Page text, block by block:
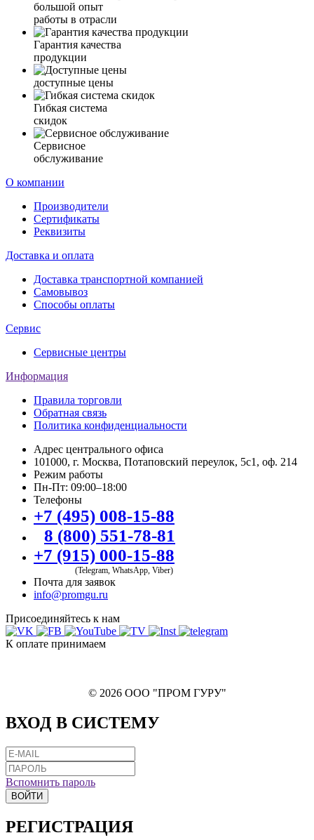
большой опыт
работы в отрасли
Гарантия качества
продукции
доступные цены
Гибкая система
скидок
Сервисное
обслуживание
О компании
Производители
Сертификаты
Реквизиты
Доставка и оплата
Доставка транспортной компанией
Самовывоз
Способы оплаты
Сервис
Сервисные центры
Информация
Правила торговли
Обратная связь
Политика конфиденциальности
Адрес центрального офиса
101000, г. Москва, Потаповский переулок, 5с1, оф. 214
Режим работы
Пн-Пт: 09:00–18:00
Телефоны
+7 (495) 008-15-88
8 (800) 551-78-81
+7 (915) 000-15-88
(Telegram, WhatsApp, Viber)
Почта для заявок
info@promgu.ru
Присоединяйтесь к нам
К оплате принимаем
© 2026 ООО "ПРОМ ГУРУ"
ВХОД В СИСТЕМУ
Вспомнить пароль
ВОЙТИ
РЕГИСТРАЦИЯ